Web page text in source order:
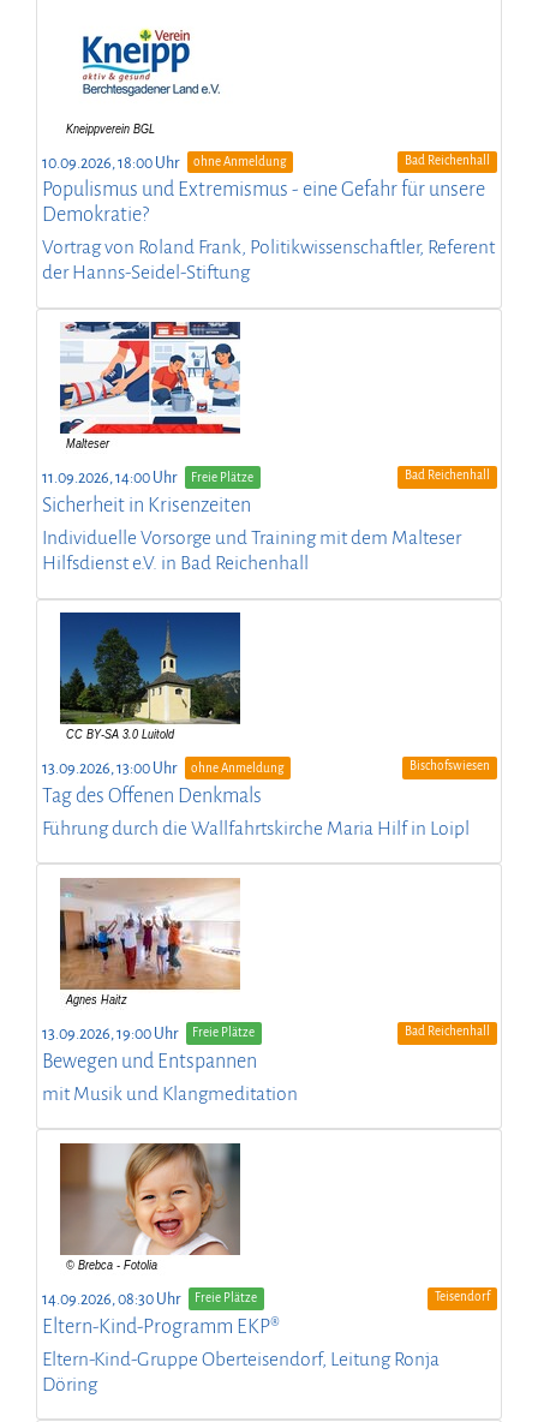
10.09.2026, 18:00 Uhr ohne Anmeldung Bad Reichenhall
Populismus und Extremismus - eine Gefahr für unsere
Demokratie?
Vortrag von Roland Frank, Politikwissenschaftler, Referent
der Hanns-Seidel-Stiftung
11.09.2026, 14:00 Uhr Freie Plätze Bad Reichenhall
Sicherheit in Krisenzeiten
Individuelle Vorsorge und Training mit dem Malteser
Hilfsdienst e.V. in Bad Reichenhall
13.09.2026, 13:00 Uhr ohne Anmeldung Bischofswiesen
Tag des Offenen Denkmals
Führung durch die Wallfahrtskirche Maria Hilf in Loipl
13.09.2026, 19:00 Uhr Freie Plätze Bad Reichenhall
Bewegen und Entspannen
mit Musik und Klangmeditation
14.09.2026, 08:30 Uhr Freie Plätze Teisendorf
Eltern-Kind-Programm EKP®
Eltern-Kind-Gruppe Oberteisendorf, Leitung Ronja
Döring